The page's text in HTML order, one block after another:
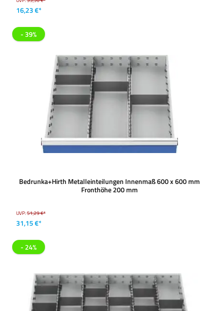
16,23 €*
- 39%
Bedrunka+Hirth Metalleinteilungen Innenmaß 600 x 600 mm
Fronthöhe 200 mm
UVP:51,29 €*
31,15 €*
- 24%